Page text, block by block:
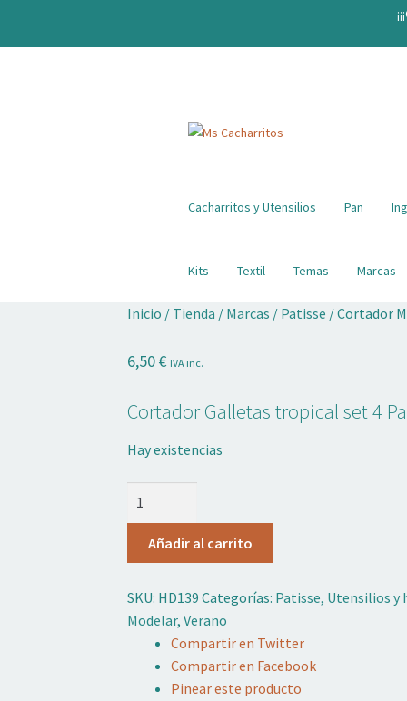
navegación
Cacharritos y Utensilios Pan
Kits Textil Temas Marcas
Inicio / Tienda / Marcas / Patisse /Cortador
6,50€ IVA inc.
Cortador Galletas tropical set 4
Hay existencias
Galletas
Tropical
Patisse
cantidad
Añadir al carrito
SKU: HD139 Categorías: Patisse, Utensilios y
Modelar,Verano
Compartir en Twitter
Compartir en Facebook
Pinear este producto